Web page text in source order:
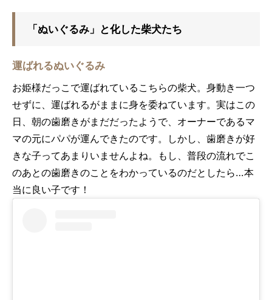
「ぬいぐるみ」と化した柴犬たち
運ばれるぬいぐるみ
お姫様だっこで運ばれているこちらの柴犬。身動き一つ
せずに、運ばれるがままに身を委ねています。実はこの
日、朝の歯磨きがまだだったようで、オーナーであるマ
マの元にパパが運んできたのです。しかし、歯磨きが好
きな子ってあまりいませんよね。もし、普段の流れでこ
のあとの歯磨きのことをわかっているのだとしたら…本
当に良い子です！